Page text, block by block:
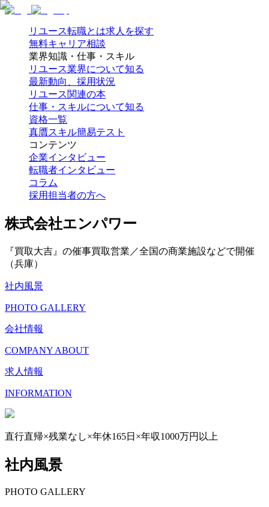
リユース転職とは求人を探す
無料キャリア相談
業界知識・仕事・スキル
リユース業界について知る
最新動向、採用状況
リユース関連の本
仕事・スキルについて知る
資格一覧
真贋スキル簡易テスト
コンテンツ
企業インタビュー
転職者インタビュー
コラム
採用担当者の方へ
株式会社エンパワー
『買取大吉』の催事買取営業／全国の商業施設などで開催
（兵庫）
社内風景
PHOTO GALLERY
会社情報
COMPANY ABOUT
求人情報
INFORMATION
直行直帰×残業なし×年休165日×年収1000万円以上
社内風景
PHOTO GALLERY